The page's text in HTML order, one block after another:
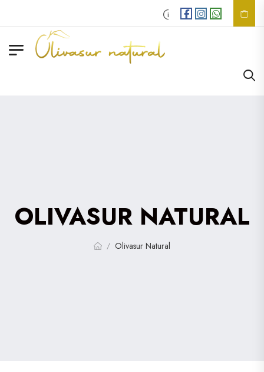
EnviosGRATIS en
OLIVASUR NATURAL
/ Olivasur Natural